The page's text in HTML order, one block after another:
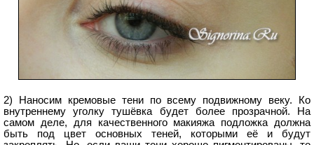
2) Наносим кремовые тени по всему подвижному веку. Ко
внутреннему уголку тушёвка будет более прозрачной. На
самом деле, для качественного макияжа подложка должна
быть под цвет основных теней, которыми её и будут